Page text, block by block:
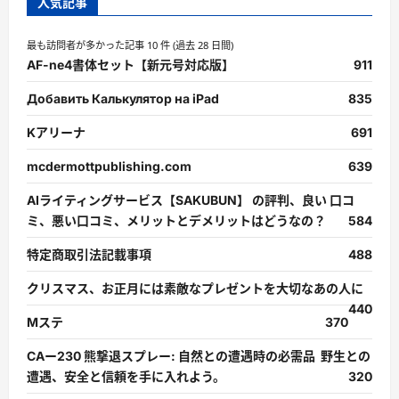
最も訪問者が多かった記事 10 件 (過去 28 日間)
AF-ne4書体セット【新元号対応版】 911
Добавить Калькулятор на iPad 835
Kアリーナ 691
mcdermottpublishing.com 639
AIライティングサービス【SAKUBUN】 の評判、良い 口コ
ミ、悪い口コミ、メリットとデメリットはどうなの？
584
特定商取引法記載事項 488
クリスマス、お正月には素敵なプレゼントを大切なあの人に
440
Mステ
370
CAー230 熊撃退スプレー: 自然との遭遇時の必需品 野生との
遭遇、安全と信頼を手に入れよう。
320